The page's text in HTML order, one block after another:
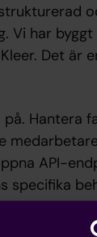
Vi har
Det är
Hantera
API-
specifika